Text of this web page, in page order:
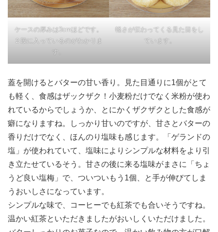
ケースの厚みは3cmほどです。
２段に入っているのがわかりま
す。
軽さが伝わってくる見た目をし
ています。
蓋を開けるとバターの甘い香り。見た目通りに1個がとて
も軽く、食感はザックザク！小麦粉だけでなく米粉が使わ
れているからでしょうか、とにかくザクザクとした食感が
癖になりますね。しっかり甘いのですが、甘さとバターの
香りだけでなく、ほんのり塩味も感じます。「ゲランドの
塩」が使われていて、塩味によりシンプルな材料をより引
き立たせているそう。甘さの後に来る塩味がまさに「ちょ
うど良い塩梅」で、ついついもう1個、と手が伸びてしま
うおいしさになっています。
シンプルな味で、コーヒーでも紅茶でも合いそうですね。
温かい紅茶といただきましたがおいしくいただけました。